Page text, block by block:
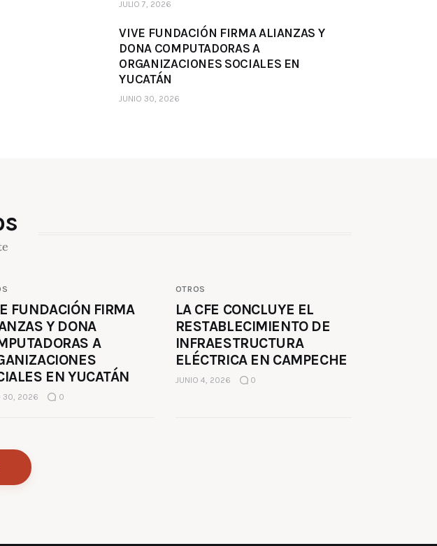
JULIO 7, 2026
VIVE FUNDACIÓN FIRMA ALIANZAS Y
DONA COMPUTADORAS A
ORGANIZACIONES SOCIALES EN
YUCATÁN
JUNIO 30, 2026
FUNDACIÓN FIRMA
Y DONA
A
EN YUCATÁN
30, 2026 0
OTROS
LA CFE CONCLUYE EL
RESTABLECIMIENTO DE
INFRAESTRUCTURA
ELÉCTRICA EN CAMPECHE
JUNIO 4, 2026 0